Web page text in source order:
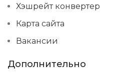
Хэшрейт конвертер
Карта сайта
Вакансии
Дополнительно